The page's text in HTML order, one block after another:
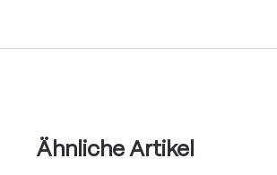
Produktgalerie überspringen
Ähnliche Artikel